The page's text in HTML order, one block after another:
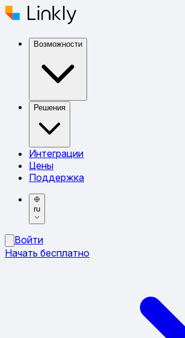
Возможности
Решения
Интеграции
Цены
Поддержка
ru
Войти
Начать бесплатно